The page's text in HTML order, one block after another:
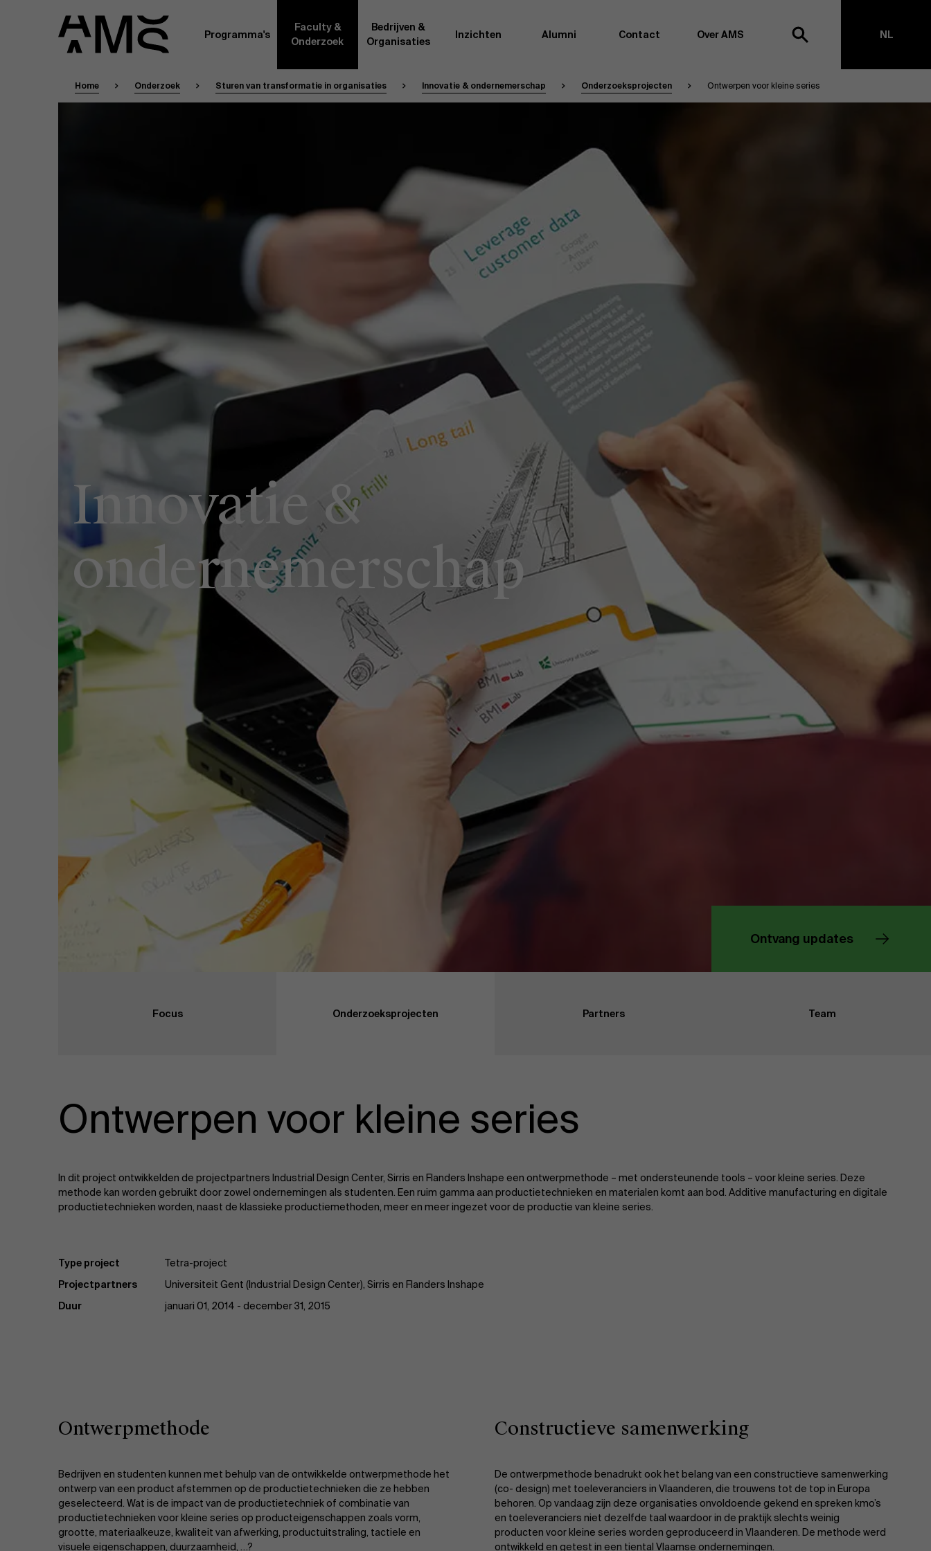
Programma's
Publieke & Social Profit Sector
Vastgoed
Strategie & Innovatie
Supply Chain
Sustainable Transformation
Faculty &
Onderzoek
Faculty
praktijkervaring in de bedrijfswereld een deeltijdse opdracht aan de school.
Door hun specifieke expertise en hun professionele ervaring geven zij
volledige, praktijkgericht en wetenschappelijk actuele
managementinzichten. Samen bezorgen zij al onze deelnemers een
Onderzoek
onderzoeksteam houden we de vinger aan de pols omtrent
bedrijfswetenschappen, management en organisatie. Dit doen we zowel
door nieuwe kennis te creëren via onderzoek als door samen met partners
effectieve veranderingen te realiseren. Onze ambitie is dan ook duidelijk:
Opening minds to impact the world”
een globale mindset, maatschappelijk bewustzijn en kritische reflectie.
Bedrijven &
Organisaties
Inzichten Alumni Contact Over AMS
Evenementen
NL
EN
Home Onderzoek Sturen van transformatie in organisaties Innovatie & ondernemerschap Onderzoeksprojecten Ontwerpen voor kleine series
Innovatie &
ondernemerschap
Ontvang updates
Focus Onderzoeksprojecten Partners Team
Ontwerpen voor kleine series
In dit project ontwikkelden de projectpartners Industrial Design Center, Sirris en Flanders Inshape een ontwerpmethode – met ondersteunende tools – voor kleine series. Deze
methode kan worden gebruikt door zowel ondernemingen als studenten. Een ruim gamma aan productietechnieken en materialen komt aan bod. Additive manufacturing en digitale
productietechnieken worden, naast de klassieke productiemethoden, meer en meer ingezet voor de productie van kleine series.
Type project
Tetra-project
Projectpartners
Universiteit Gent (Industrial Design Center), Sirris en Flanders Inshape
Duur
januari 01, 2014 - december 31, 2015
Ontwerpmethode
Bedrijven en studenten kunnen met behulp van de ontwikkelde ontwerpmethode het
ontwerp van een product afstemmen op de productietechnieken die ze hebben
geselecteerd. Wat is de impact van de productietechniek of combinatie van
productietechnieken voor kleine series op producteigenschappen zoals vorm,
grootte, materiaalkeuze, kwaliteit van afwerking, productuitstraling, tactiele en
visuele eigenschappen, duurzaamheid, …?
Constructieve samenwerking
De ontwerpmethode benadrukt ook het belang van een constructieve samenwerking
(co- design) met toeleveranciers in Vlaanderen, die trouwens tot de top in Europa
behoren. Op vandaag zijn deze organisaties onvoldoende gekend en spreken kmo’s
en toeleveranciers niet dezelfde taal waardoor in de praktijk slechts weinig
producten voor kleine series worden geproduceerd in Vlaanderen. De methode werd
ontwikkeld en getest in een tiental Vlaamse ondernemingen.